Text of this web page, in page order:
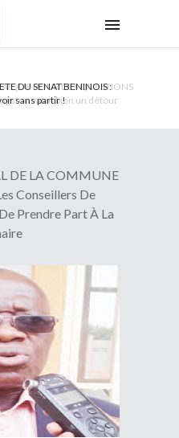
DU SENAT BENINOIS :
sans partir !
DE LA COMMUNE
Conseillers De
Prendre Part À La